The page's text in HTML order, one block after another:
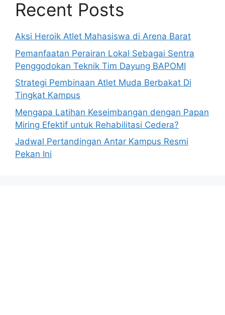
Recent Posts
Aksi Heroik Atlet Mahasiswa di Arena Barat
Pemanfaatan Perairan Lokal Sebagai Sentra
Penggodokan Teknik Tim Dayung BAPOMI
Strategi Pembinaan Atlet Muda Berbakat Di
Tingkat Kampus
Mengapa Latihan Keseimbangan dengan Papan
Miring Efektif untuk Rehabilitasi Cedera?
Jadwal Pertandingan Antar Kampus Resmi
Pekan Ini